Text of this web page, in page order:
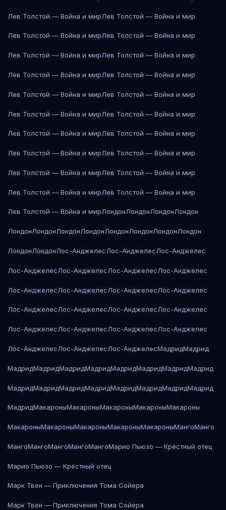
Лев Толстой — Война и мирЛев Толстой — Война и мир
Лев Толстой — Война и мирЛев Толстой — Война и мир
Лев Толстой — Война и мирЛев Толстой — Война и мир
Лев Толстой — Война и мирЛев Толстой — Война и мир
Лев Толстой — Война и мирЛев Толстой — Война и мир
Лев Толстой — Война и мирЛев Толстой — Война и мир
Лев Толстой — Война и мирЛев Толстой — Война и мир
Лев Толстой — Война и мирЛев Толстой — Война и мир
Лев Толстой — Война и мирЛев Толстой — Война и мир
Лев Толстой — Война и мирЛев Толстой — Война и мир
Лев Толстой — Война и мирЛондонЛондонЛондонЛондон
ЛондонЛондонЛондонЛондонЛондонЛондонЛондонЛондон
ЛондонЛондонЛос-АнджелесЛос-АнджелесЛос-Анджелес
Лос-АнджелесЛос-АнджелесЛос-АнджелесЛос-Анджелес
Лос-АнджелесЛос-АнджелесЛос-АнджелесЛос-Анджелес
Лос-АнджелесЛос-АнджелесЛос-АнджелесЛос-Анджелес
Лос-АнджелесЛос-АнджелесЛос-АнджелесЛос-Анджелес
Лос-АнджелесЛос-АнджелесЛос-АнджелесМадридМадрид
МадридМадридМадридМадридМадридМадридМадридМадрид
МадридМадридМадридМадридМадридМадридМадридМадрид
МадридМакароныМакароныМакароныМакароныМакароны
МакароныМакароныМакароныМакароныМакароныМангоМанго
МангоМангоМангоМангоМангоМарио Пьюзо — Крёстный отец
Марио Пьюзо — Крёстный отец
Марк Твен — Приключения Тома Сойера
Марк Твен — Приключения Тома Сойера